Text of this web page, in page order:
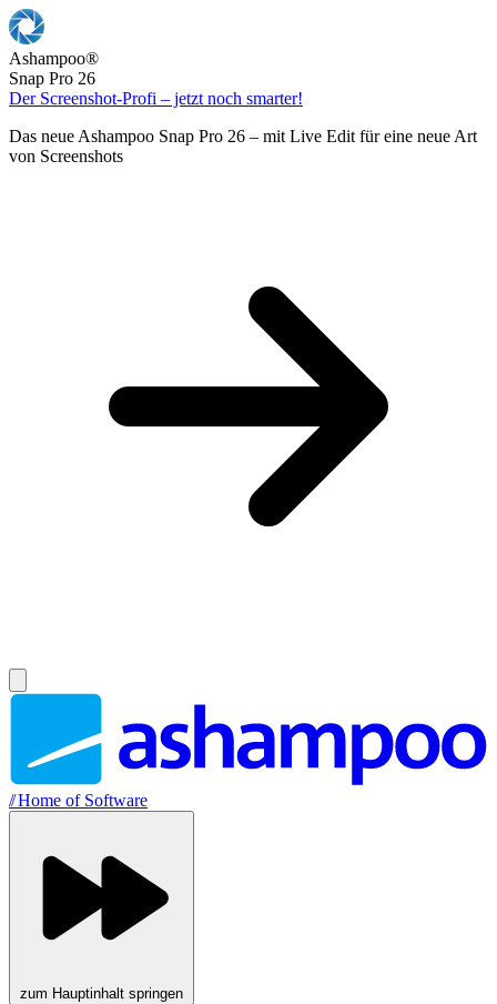
Ashampoo®
Snap Pro 26
Der Screenshot-Profi – jetzt noch smarter!
Das neue Ashampoo Snap Pro 26 – mit Live Edit für eine neue Art
von Screenshots
//Home of Software
zum Hauptinhalt springen